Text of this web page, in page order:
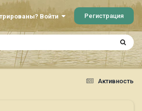
Войти Регистрация
Активность